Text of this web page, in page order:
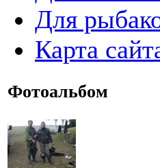
Для
Карта
Фотоальбом